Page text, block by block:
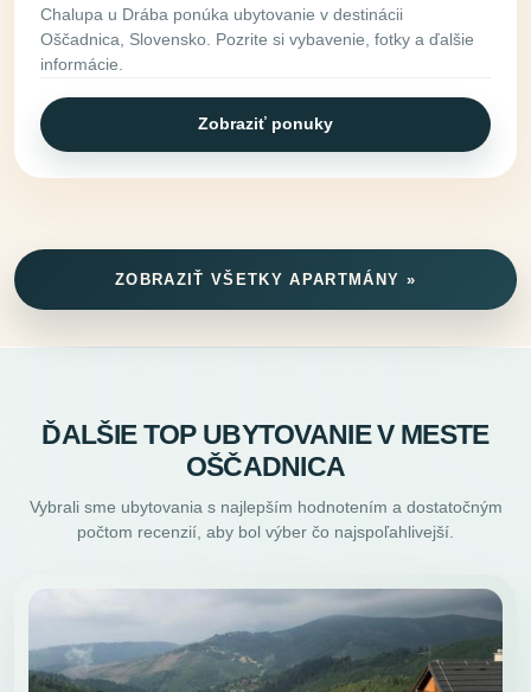
Chalupa u Drába ponúka ubytovanie v destinácii
Oščadnica, Slovensko. Pozrite si vybavenie, fotky a ďalšie
informácie.
Zobraziť ponuky
ZOBRAZIŤ VŠETKY APARTMÁNY »
ĎALŠIE TOP UBYTOVANIE V MESTE
OŠČADNICA
Vybrali sme ubytovania s najlepším hodnotením a dostatočným
počtom recenzií, aby bol výber čo najspoľahlivejší.